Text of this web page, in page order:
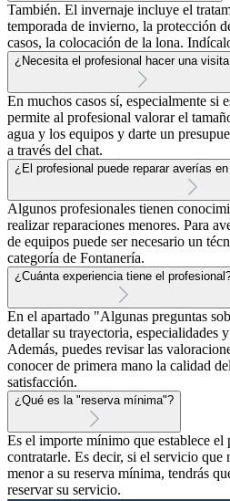
También. El invernaje incluye el
temporada de invierno, la protección
casos, la colocación de la lona.
¿Necesita el profesional hacer una
En muchos casos sí, especialmente si
permite al profesional valorar el
agua y los equipos y darte un
a través del chat.
¿El profesional puede reparar averías
Algunos profesionales tienen
realizar reparaciones menores. Para
de equipos puede ser necesario un
categoría de Fontanería.
¿Cuánta experiencia tiene el
En el apartado "Algunas preguntas
detallar su trayectoria, especialidades
Además, puedes revisar las
conocer de primera mano la calidad
satisfacción.
¿Qué es la "reserva mínima"?
Es el importe mínimo que establece el
contratarle. Es decir, si el servicio que
menor a su reserva mínima, tendrás
reservar su servicio.